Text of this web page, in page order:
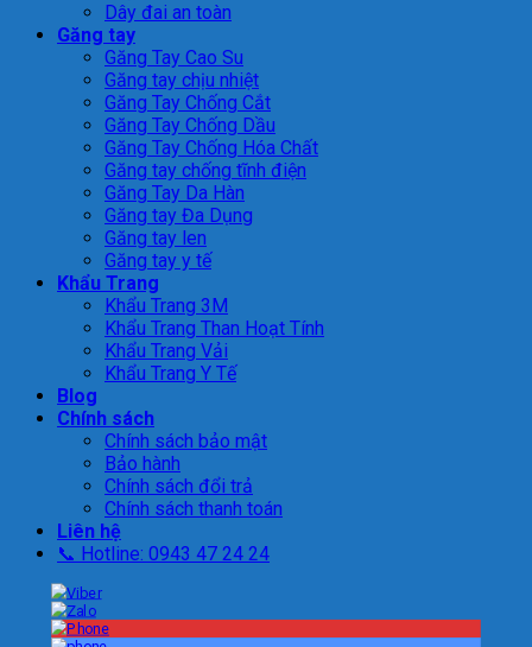
Dây đai an toàn
Găng tay
Găng Tay Cao Su
Găng tay chịu nhiệt
Găng Tay Chống Cắt
Găng Tay Chống Dầu
Găng Tay Chống Hóa Chất
Găng tay chống tĩnh điện
Găng Tay Da Hàn
Găng tay Đa Dụng
Găng tay len
Găng tay y tế
Khẩu Trang
Khẩu Trang 3M
Khẩu Trang Than Hoạt Tính
Khẩu Trang Vải
Khẩu Trang Y Tế
Blog
Chính sách
Chính sách bảo mật
Bảo hành
Chính sách đổi trả
Chính sách thanh toán
Liên hệ
📞 Hotline: 0943 47 24 24